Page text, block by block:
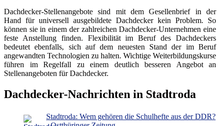
Dachdecker-Stellenangebote sind mit dem Gesellenbrief in der
Hand für universell ausgebildete Dachdecker kein Problem. So
können sie in einem der zahlreichen Dachdecker-Unternehmen eine
feste Anstellung finden. Flexibilität im Beruf des Dachdeckers
bedeutet ebenfalls, sich auf dem neuesten Stand der im Beruf
angewandten Technologien zu halten. Wichtige Weiterbildungskurse
führen im Regelfall zu einem deutlich besseren Angebot an
Stellenangeboten für Dachdecker.
Dachdecker-Nachrichten in Stadtroda
Stadtroda: Wem gehören die Schulhefte aus der DDR?